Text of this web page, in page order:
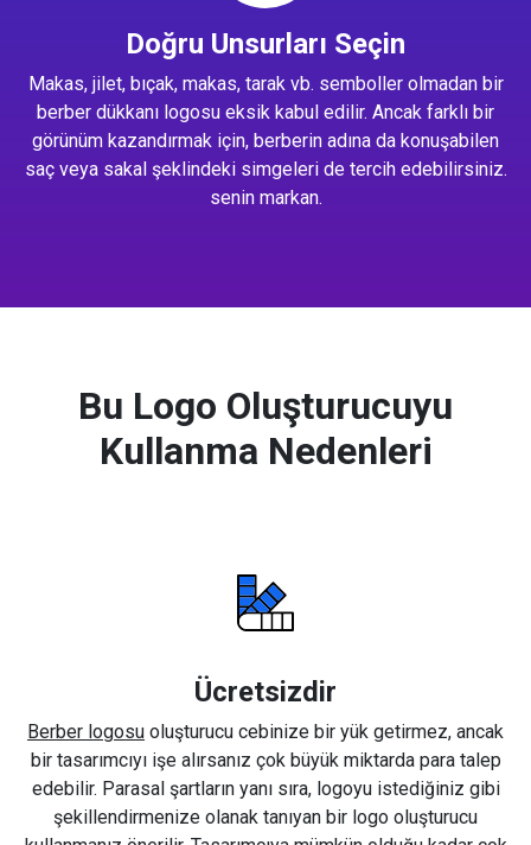
Doğru Unsurları Seçin
Makas, jilet, bıçak, makas, tarak vb. semboller olmadan bir
berber dükkanı logosu eksik kabul edilir. Ancak farklı bir
görünüm kazandırmak için, berberin adına da konuşabilen
saç veya sakal şeklindeki simgeleri de tercih edebilirsiniz.
senin markan.
Bu Logo Oluşturucuyu
Kullanma Nedenleri
Ücretsizdir
Berber logosu oluşturucu cebinize bir yük getirmez, ancak
bir tasarımcıyı işe alırsanız çok büyük miktarda para talep
edebilir. Parasal şartların yanı sıra, logoyu istediğiniz gibi
şekillendirmenize olanak tanıyan bir logo oluşturucu